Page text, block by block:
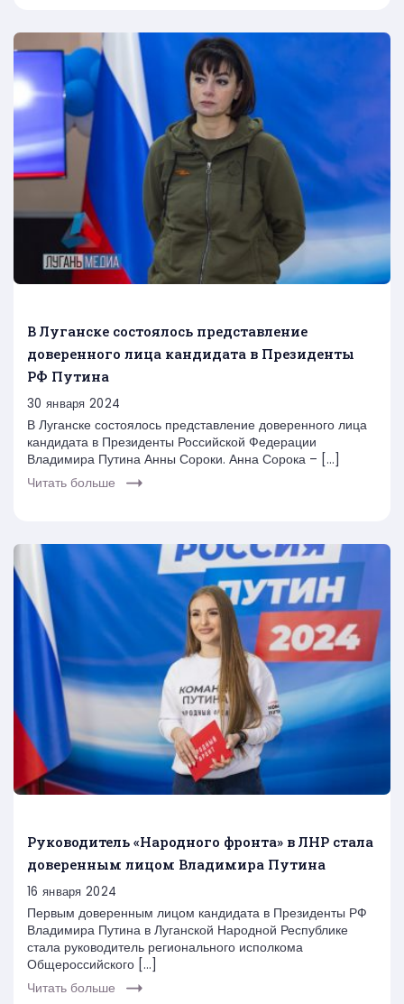
В Луганске состоялось представление
доверенного лица кандидата в Президенты
РФ Путина
30 января 2024
В Луганске состоялось представление доверенного лица
кандидата в Президенты Российской Федерации
Владимира Путина Анны Сороки. Анна Сорока – […]
Читать больше
Руководитель «Народного фронта» в ЛНР стала
доверенным лицом Владимира Путина
16 января 2024
Первым доверенным лицом кандидата в Президенты РФ
Владимира Путина в Луганской Народной Республике
стала руководитель регионального исполкома
Общероссийского […]
Читать больше